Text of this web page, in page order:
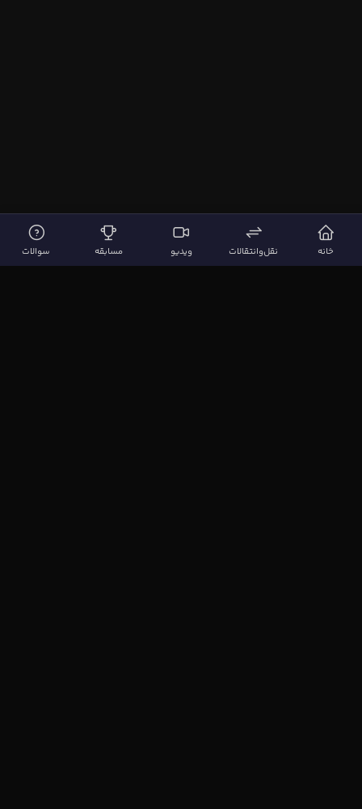
خانه نقل‌وانتقالات ویدیو مسابقه سوالات